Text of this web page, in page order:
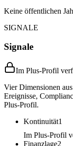
Keine öffentlichen
SIGNALE
Signale
Im Plus-Profil
Vier Dimensionen
Ereignisse,
Plus-Profil.
Kontinuität1
Im Plus-Profil
Finanzlage2